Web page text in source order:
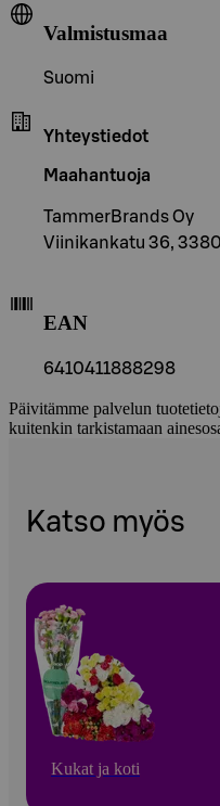
Valmistusmaa
Suomi
Yhteystiedot
Maahantuoja
TammerBrands Oy
Viinikankatu 36,
EAN
6410411888298
Päivitämme palvelun
kuitenkin tarkistamaan
Katso myös
Kukat ja koti